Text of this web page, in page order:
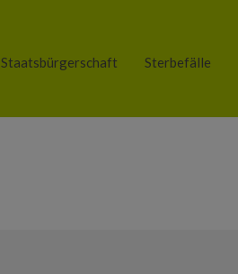
Staatsbürgerschaft Sterbefälle